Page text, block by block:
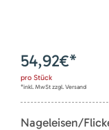
54,92€*
pro Stück
*inkl. MwSt zzgl. Versand
Nageleisen/